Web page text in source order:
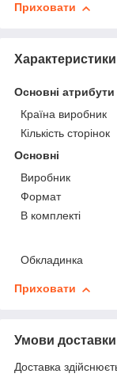
Приховати
Характеристики
Основні атрибути
Країна виробник
Кількість сторінок
Основні
Виробник
Формат
В комплекті
Обкладинка
Приховати
Умови доставки
Доставка